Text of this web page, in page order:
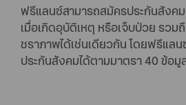
ฟรีแลนซ์สามารถสมัครประกันสังค
เมื่อเกิดอุบัติเหตุ หรือเจ็บป่วย รวม
ชราภาพได้เช่นเดียวกัน โดยฟรีแล
ประกันสังคมได้ตามมาตรา 40 ข้อมู